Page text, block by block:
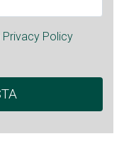
Privacy Policy